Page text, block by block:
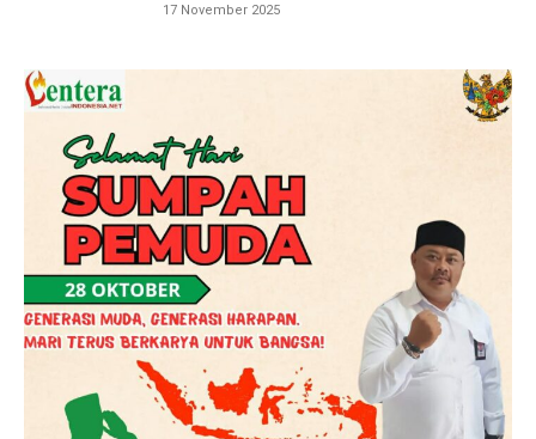
17 November 2025